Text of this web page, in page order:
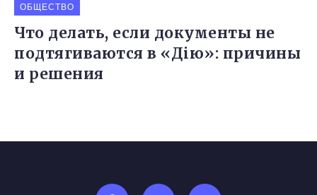
ОБЩЕСТВО
Что делать, если документы не
подтягиваются в «Дію»: причины
и решения